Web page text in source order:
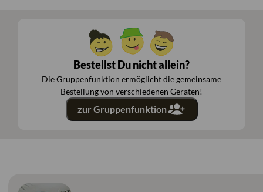
Bestellst Du nicht allein?
Die Gruppenfunktion ermöglicht die gemeinsame
Bestellung von verschiedenen Geräten!
zur Gruppenfunktion